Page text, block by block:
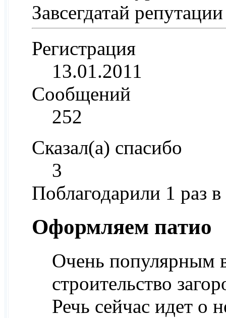
Завсегдатай
Регистрация
13.01.2011
Сообщений
252
Сказал(а) спасибо
3
Поблагодарили 1 раз
Оформляем патио
Очень популярным
строительство
Речь сейчас идет